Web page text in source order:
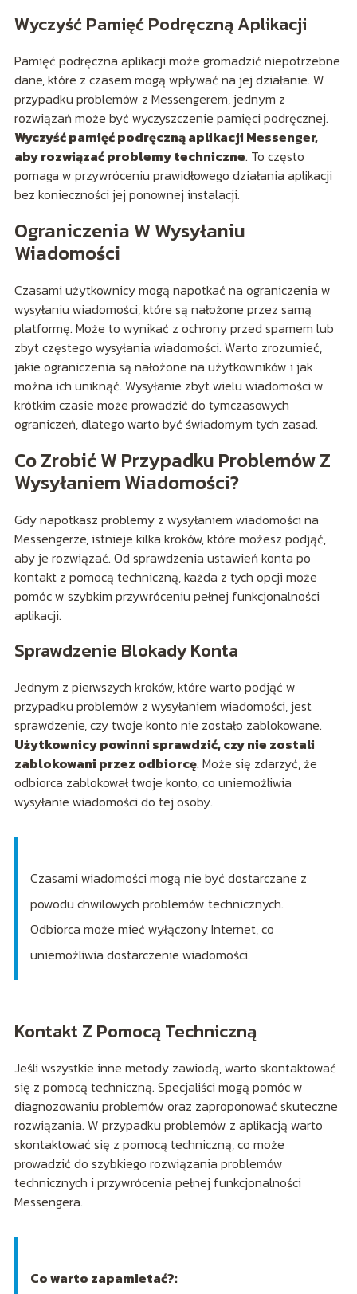
Wyczyść Pamięć Podręczną Aplikacji
Pamięć podręczna aplikacji może gromadzić niepotrzebne
dane, które z czasem mogą wpływać na jej działanie. W
przypadku problemów z Messengerem, jednym z
rozwiązań może być wyczyszczenie pamięci podręcznej.
Wyczyść pamięć podręczną aplikacji Messenger,
aby rozwiązać problemy techniczne. To często
pomaga w przywróceniu prawidłowego działania aplikacji
bez konieczności jej ponownej instalacji.
Ograniczenia W Wysyłaniu
Wiadomości
Czasami użytkownicy mogą napotkać na ograniczenia w
wysyłaniu wiadomości, które są nałożone przez samą
platformę. Może to wynikać z ochrony przed spamem lub
zbyt częstego wysyłania wiadomości. Warto zrozumieć,
jakie ograniczenia są nałożone na użytkowników i jak
można ich uniknąć. Wysyłanie zbyt wielu wiadomości w
krótkim czasie może prowadzić do tymczasowych
ograniczeń, dlatego warto być świadomym tych zasad.
Co Zrobić W Przypadku Problemów Z
Wysyłaniem Wiadomości?
Gdy napotkasz problemy z wysyłaniem wiadomości na
Messengerze, istnieje kilka kroków, które możesz podjąć,
aby je rozwiązać. Od sprawdzenia ustawień konta po
kontakt z pomocą techniczną, każda z tych opcji może
pomóc w szybkim przywróceniu pełnej funkcjonalności
aplikacji.
Sprawdzenie Blokady Konta
Jednym z pierwszych kroków, które warto podjąć w
przypadku problemów z wysyłaniem wiadomości, jest
sprawdzenie, czy twoje konto nie zostało zablokowane.
Użytkownicy powinni sprawdzić, czy nie zostali
zablokowani przez odbiorcę. Może się zdarzyć, że
odbiorca zablokował twoje konto, co uniemożliwia
wysyłanie wiadomości do tej osoby.
Czasami wiadomości mogą nie być dostarczane z
powodu chwilowych problemów technicznych.
Odbiorca może mieć wyłączony Internet, co
uniemożliwia dostarczenie wiadomości.
Kontakt Z Pomocą Techniczną
Jeśli wszystkie inne metody zawiodą, warto skontaktować
się z pomocą techniczną. Specjaliści mogą pomóc w
diagnozowaniu problemów oraz zaproponować skuteczne
rozwiązania. W przypadku problemów z aplikacją warto
skontaktować się z pomocą techniczną, co może
prowadzić do szybkiego rozwiązania problemów
technicznych i przywrócenia pełnej funkcjonalności
Messengera.
Co warto zapamietać?: